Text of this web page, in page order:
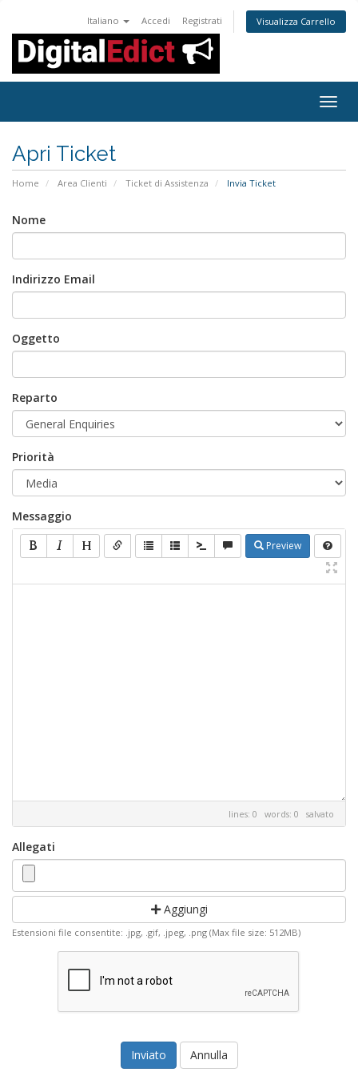
Italiano Accedi Registrati Visualizza Carrello
Apri Ticket
Home Area Clienti Ticket di Assistenza Invia Ticket
Nome
Indirizzo Email
Oggetto
Reparto
Priorità
Messaggio
Preview
lines: 0 words: 0 salvato
Allegati
Aggiungi
Estensioni file consentite: .jpg, .gif, .jpeg, .png (Max file size: 512MB)
Annulla